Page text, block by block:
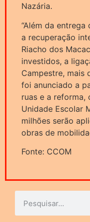
Nazária.
“Além da
a recuperação
Riacho dos
investidos, a
Campestre, mais
foi anunciado a
ruas e a reforma,
Unidade Escolar
milhões serão
obras de
Fonte: CCOM